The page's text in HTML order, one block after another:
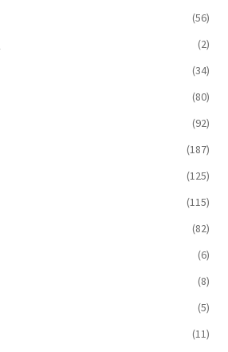
(56)
(2)
(34)
(80)
(92)
(187)
(125)
(115)
(82)
(6)
(8)
(5)
(11)